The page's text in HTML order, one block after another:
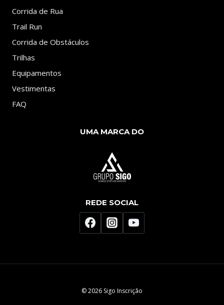
Corrida de Rua
Trail Run
Corrida de Obstáculos
Trilhas
Equipamentos
Vestimentas
FAQ
UMA MARCA DO
REDE SOCIAL
© 2026 Sigo Inscrição